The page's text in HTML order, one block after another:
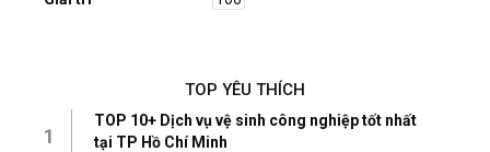
TOP YÊU THÍCH
1
TOP 10+ Dịch vụ vệ sinh công nghiệp tốt nhất
tại TP Hồ Chí Minh